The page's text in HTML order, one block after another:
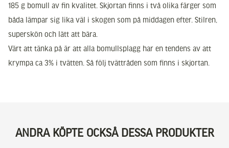
185 g bomull av fin kvalitet. Skjortan finns i två olika färger som
båda lämpar sig lika väl i skogen som på middagen efter. Stilren,
superskön och lätt att bära.
Värt att tänka på är att alla bomullsplagg har en tendens av att
krympa ca 3% i tvätten. Så följ tvättråden som finns i skjortan.
ANDRA KÖPTE OCKSÅ DESSA PRODUKTER